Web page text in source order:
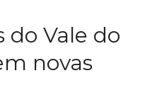
do Vale do
novas